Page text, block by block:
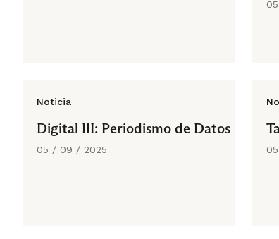
Noticia
Digital III: Periodismo de Datos
05 / 09 / 2025